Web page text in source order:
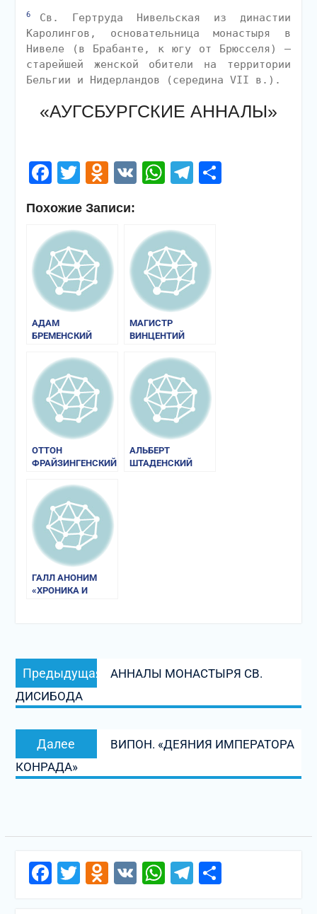
6
Св. Гертруда Нивельская из династии
Каролингов, основательница монастыря в
Нивеле (в Брабанте, к югу от Брюсселя) —
старейшей женской обители на территории
Бельгии и Нидерландов (середина VII в.).
«АУГСБУРГСКИЕ АННАЛЫ»
Facebook
Twitter
Odnoklassniki
VKWhatsApp
Telegram
Похожие Записи:
АДАМ
БРЕМЕНСКИЙ
ГАМБУРГСКИХ
АРХИЕПИСКОПОВ»
МАГИСТР
ВИНЦЕНТИЙ
«ПОЛЬСКАЯ
ХРОНИКА»
ОТТОН
ФРАЙЗИНГЕНСКИЙ
АЛЬБЕРТ
ШТАДЕНСКИЙ
ГАЛЛ АНОНИМ
«ХРОНИКА И
Навигация
по
записям
Предыдущая
запись:
АННАЛЫ МОНАСТЫРЯ СВ.
ДИСИБОДА
Далее
запись:
ВИПОН. «ДЕЯНИЯ ИМПЕРАТОРА
КОНРАДА»
Facebook
Twitter
Odnoklassniki
VKWhatsApp
Telegram